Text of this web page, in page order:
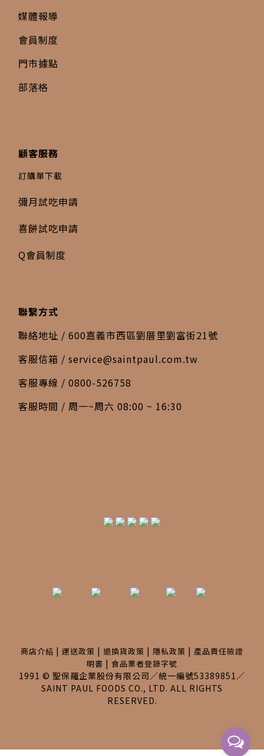
媒體報導
會員制度
門市據點
部落格
顧客服務
訂購單下載
彌月試吃申請
喜餅試吃申請
Q會員制度
聯繫方式
聯絡地址 / 600嘉義市西區劉厝里劉富街21號
客服信箱 / service@saintpaul.com.tw
客服專線 / 0800-526758
客服時間 / 周一~周六 08:00 ~ 16:30
商店介紹 | 運送政策 | 退換貨政策 | 隱私政策 | 產品責任險證
明書 | 食品業者登錄字號
1991 © 聖保羅企業股份有限公司／統一編號53389851／
SAINT PAUL FOODS CO., LTD. ALL RIGHTS
RESERVED.